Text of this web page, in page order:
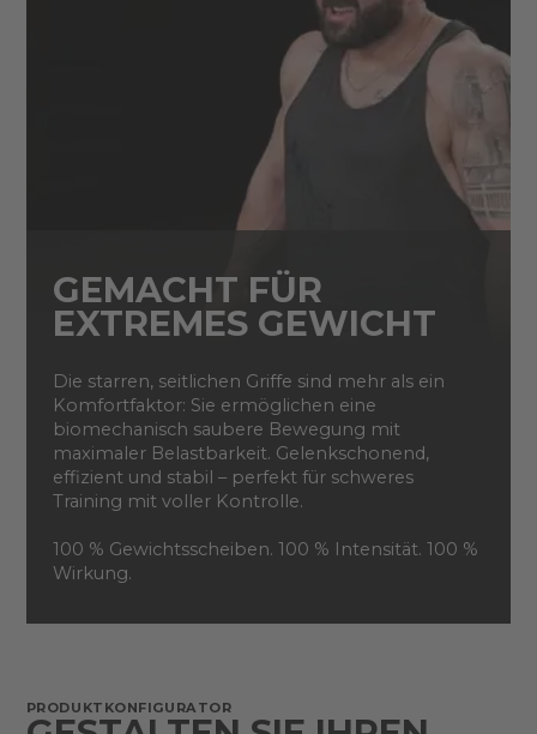
GEMACHT FÜR
EXTREMES GEWICHT
Die starren, seitlichen Griffe sind mehr als ein
Komfortfaktor: Sie ermöglichen eine
biomechanisch saubere Bewegung mit
maximaler Belastbarkeit. Gelenkschonend,
effizient und stabil – perfekt für schweres
Training mit voller Kontrolle.
100 % Gewichtsscheiben. 100 % Intensität. 100 %
Wirkung.
PRODUKTKONFIGURATOR